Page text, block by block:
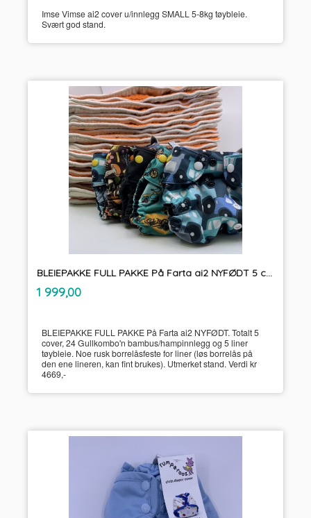
Imse Vimse ai2 cover u/innlegg SMALL 5-8kg tøybleie.
Svært god stand.
BLEIEPAKKE FULL PAKKE På Farta ai2 NYFØDT 5 cover m/ 24innlegg tøybleier
Pris
1 999,00mva.
BLEIEPAKKE FULL PAKKE På Farta ai2 NYFØDT. Totalt 5
cover, 24 Gullkombo'n bambus/hampinnlegg og 5 liner
tøybleie. Noe rusk borrelåsfeste for liner (løs borrelås på
den ene lineren, kan fint brukes). Utmerket stand. Verdi kr
4669,-